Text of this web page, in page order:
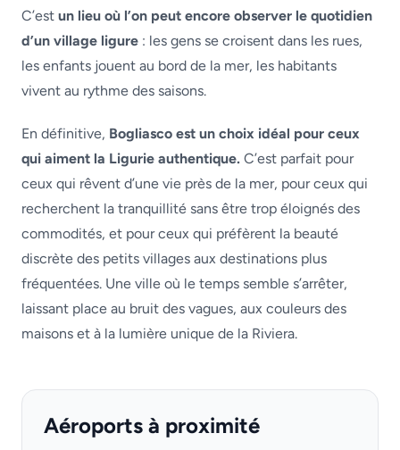
C’est un lieu où l’on peut encore observer le quotidien
d’un village ligure : les gens se croisent dans les rues,
les enfants jouent au bord de la mer, les habitants
vivent au rythme des saisons.
En définitive, Bogliasco est un choix idéal pour ceux
qui aiment la Ligurie authentique. C’est parfait pour
ceux qui rêvent d’une vie près de la mer, pour ceux qui
recherchent la tranquillité sans être trop éloignés des
commodités, et pour ceux qui préfèrent la beauté
discrète des petits villages aux destinations plus
fréquentées. Une ville où le temps semble s’arrêter,
laissant place au bruit des vagues, aux couleurs des
maisons et à la lumière unique de la Riviera.
Aéroports à proximité